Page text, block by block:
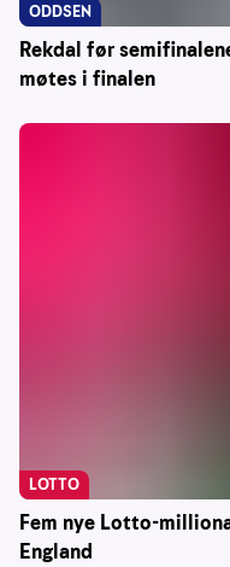
Rekdal før
møtes i finalen
ODDSEN
Fem nye Lotto-
England
LOTTO